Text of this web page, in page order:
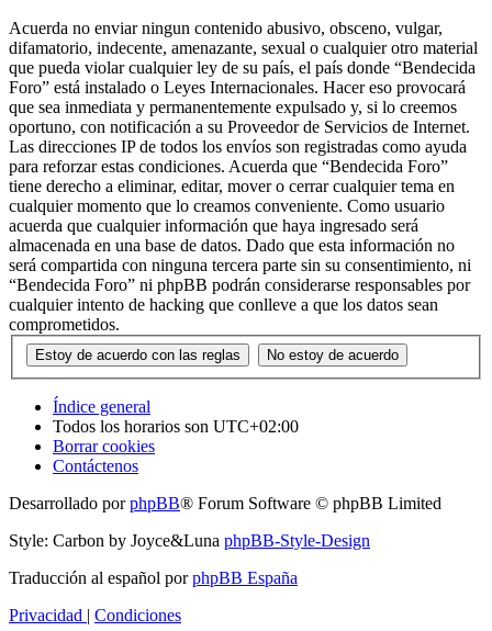
Acuerda no enviar ningun contenido abusivo, obsceno, vulgar,
difamatorio, indecente, amenazante, sexual o cualquier otro material
que pueda violar cualquier ley de su país, el país donde “Bendecida
Foro” está instalado o Leyes Internacionales. Hacer eso provocará
que sea inmediata y permanentemente expulsado y, si lo creemos
oportuno, con notificación a su Proveedor de Servicios de Internet.
Las direcciones IP de todos los envíos son registradas como ayuda
para reforzar estas condiciones. Acuerda que “Bendecida Foro”
tiene derecho a eliminar, editar, mover o cerrar cualquier tema en
cualquier momento que lo creamos conveniente. Como usuario
acuerda que cualquier información que haya ingresado será
almacenada en una base de datos. Dado que esta información no
será compartida con ninguna tercera parte sin su consentimiento, ni
“Bendecida Foro” ni phpBB podrán considerarse responsables por
cualquier intento de hacking que conlleve a que los datos sean
comprometidos.
Índice general
Todos los horarios son UTC+02:00
Borrar cookies
Contáctenos
Desarrollado porphpBB® Forum Software © phpBB Limited
Style: Carbon by Joyce&Luna phpBB-Style-Design
Traducción al español porphpBB España
Privacidad | Condiciones